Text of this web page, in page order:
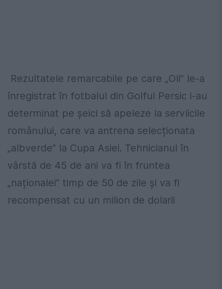
Rezultatele remarcabile pe care „Oli” le-a
înregistrat în fotbalul din Golful Persic i-au
determinat pe șeici să apeleze la serviicile
românului, care va antrena selecționata
„albverde” la Cupa Asiei. Tehnicianul în
vârstă de 45 de ani va fi în fruntea
„naționalei” timp de 50 de zile și va fi
recompensat cu un milion de dolari!